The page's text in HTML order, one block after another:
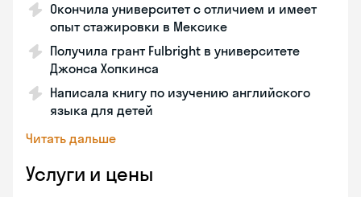
Окончила университет с отличием и имеет
опыт стажировки в Мексике
Получила грант Fulbright в университете
Джонса Хопкинса
Написала книгу по изучению английского
языка для детей
Читать дальше
Услуги и цены